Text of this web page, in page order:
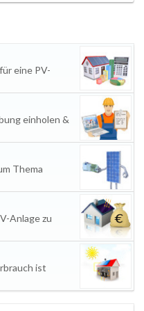
eine PV-
einholen &
Thema
Anlage zu
ist